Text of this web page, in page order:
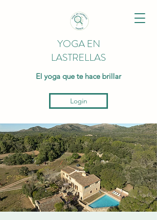
YOGA EN
LASTRELLAS
El yoga que te hace brillar
Login